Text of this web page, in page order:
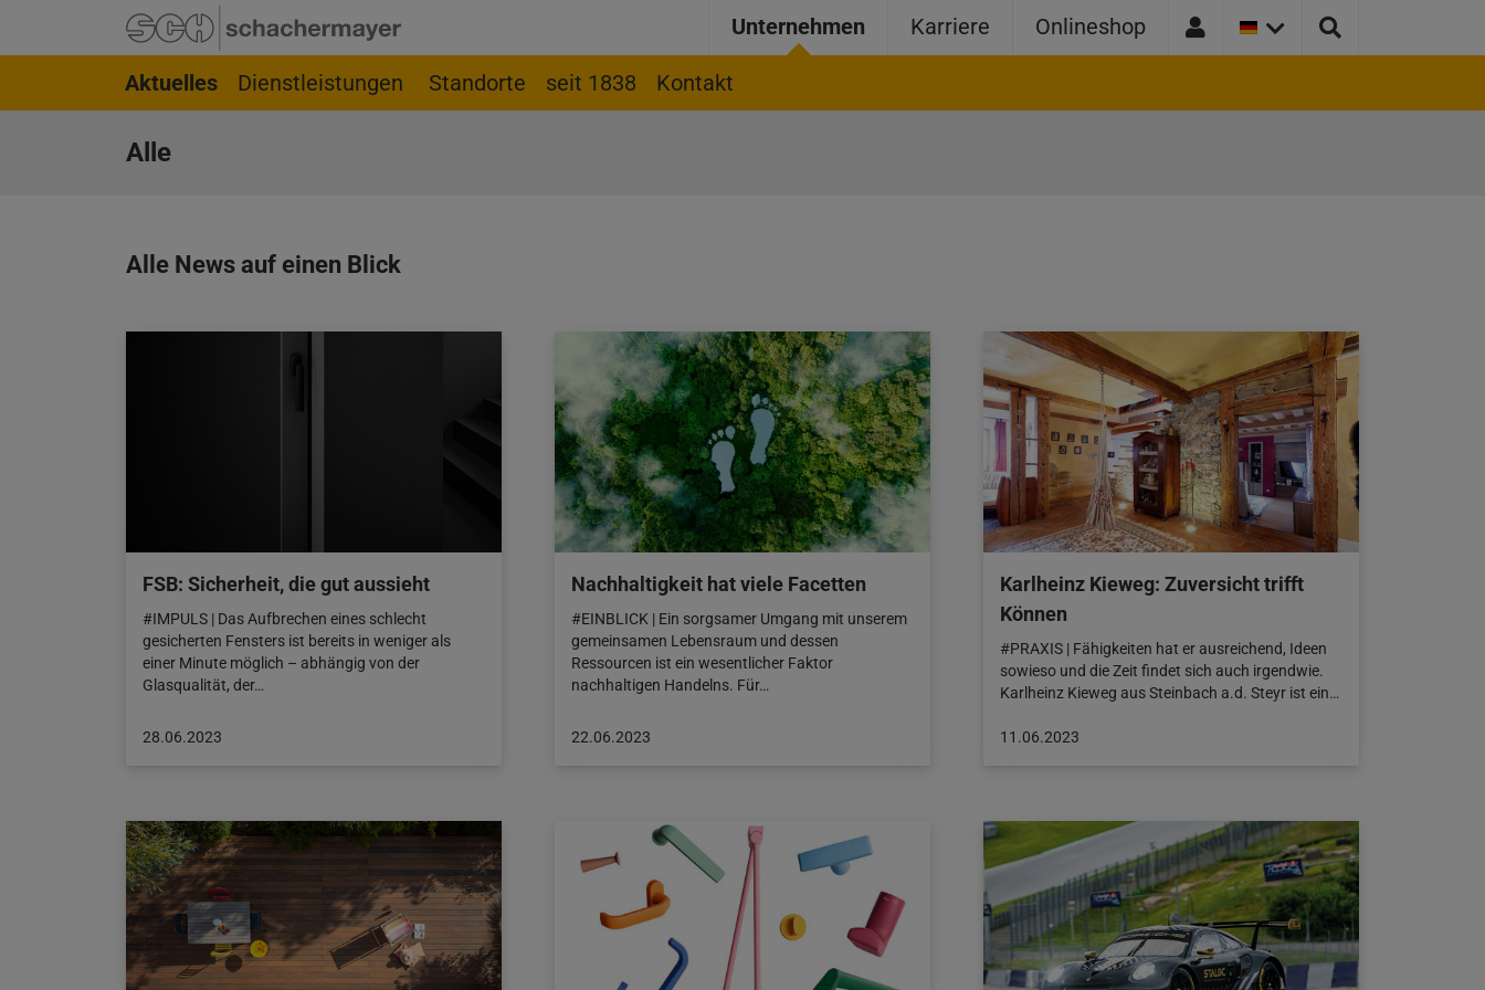
Springe zur Navigation
Springe zur Suchseite
Springe zum Hauptinhalt
Springe zum Footer
Unternehmen Karriere Onlineshop
LÄNDER
VERSION:
Aktuelles Dienstleistungen Standorte seit 1838 Kontakt
Alle
Alle News auf einen Blick
FSB: Sicherheit, die gut aussieht
#IMPULS | Das Aufbrechen eines schlecht
gesicherten Fensters ist bereits in weniger als
einer Minute möglich – abhängig von der
Glasqualität, der…
Beitrag
28.06.2023
Nachhaltigkeit hat viele Facetten
#EINBLICK | Ein sorgsamer Umgang mit unserem
gemeinsamen Lebensraum und dessen
Ressourcen ist ein wesentlicher Faktor
nachhaltigen Handelns. Für…
Beitrag
22.06.2023
Karlheinz Kieweg: Zuversicht trifft
Können
#PRAXIS | Fähigkeiten hat er ausreichend, Ideen
sowieso und die Zeit findet sich auch irgendwie.
Karlheinz Kieweg aus Steinbach a.d. Steyr ist ein…
Beitrag
11.06.2023